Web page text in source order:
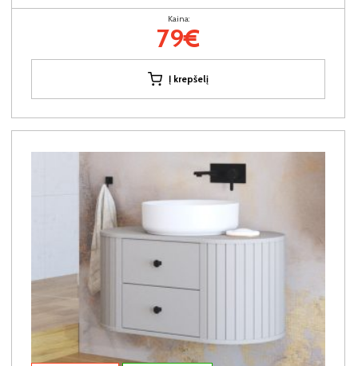
Kaina:
79€
Į krepšelį